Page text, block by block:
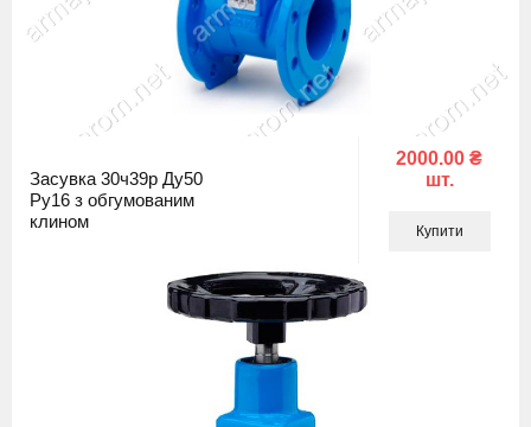
Засувка 30ч39р Ду50
Ру16 з обгумованим
клином
2000.00 ₴
шт.
Купити